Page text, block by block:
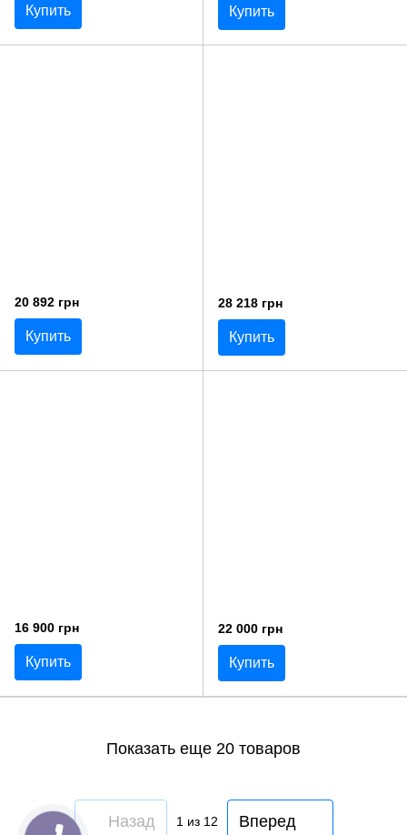
Купить Купить
20 892 грн
Купить
28 218 грн
Купить
16 900 грн
Купить
22 000 грн
Купить
Показать еще 20 товаров
Назад 1из 12 Вперед